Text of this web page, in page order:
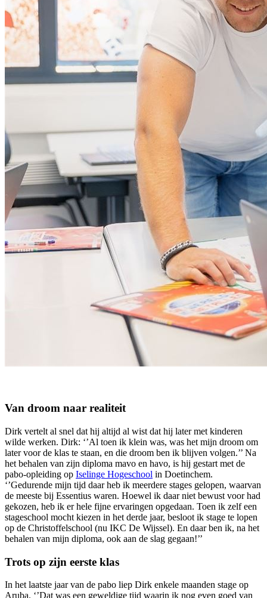
Van droom naar realiteit
Dirk vertelt al snel dat hij altijd al wist dat hij later met kinderen
wilde werken. Dirk: ‘’Al toen ik klein was, was het mijn droom om
later voor de klas te staan, en die droom ben ik blijven volgen.’’ Na
het behalen van zijn diploma mavo en havo, is hij gestart met de
pabo-opleiding op Iselinge Hogeschool in Doetinchem.
‘’Gedurende mijn tijd daar heb ik meerdere stages gelopen, waarvan
de meeste bij Essentius waren. Hoewel ik daar niet bewust voor had
gekozen, heb ik er hele fijne ervaringen opgedaan. Toen ik zelf een
stageschool mocht kiezen in het derde jaar, besloot ik stage te lopen
op de Christoffelschool (nu IKC De Wijssel). En daar ben ik, na het
behalen van mijn diploma, ook aan de slag gegaan!’’
Trots op zijn eerste klas
In het laatste jaar van de pabo liep Dirk enkele maanden stage op
Aruba. ‘’Dat was een geweldige tijd waarin ik nog even goed van